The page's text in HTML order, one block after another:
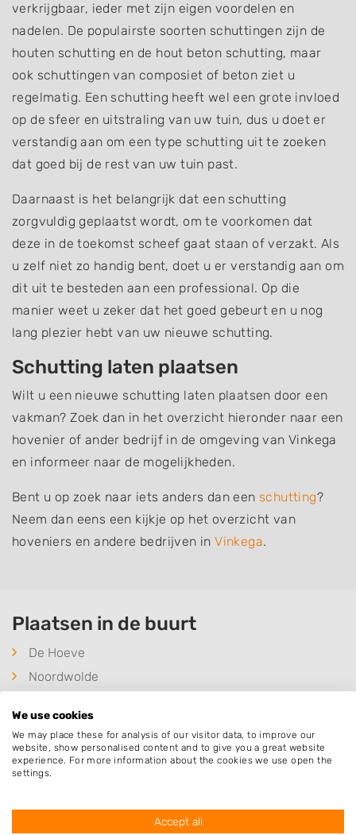
verkrijgbaar, ieder met zijn eigen voordelen en
nadelen. De populairste soorten schuttingen zijn de
houten schutting en de hout beton schutting, maar
ook schuttingen van composiet of beton ziet u
regelmatig. Een schutting heeft wel een grote invloed
op de sfeer en uitstraling van uw tuin, dus u doet er
verstandig aan om een type schutting uit te zoeken
dat goed bij de rest van uw tuin past.
Daarnaast is het belangrijk dat een schutting
zorgvuldig geplaatst wordt, om te voorkomen dat
deze in de toekomst scheef gaat staan of verzakt. Als
u zelf niet zo handig bent, doet u er verstandig aan om
dit uit te besteden aan een professional. Op die
manier weet u zeker dat het goed gebeurt en u nog
lang plezier hebt van uw nieuwe schutting.
Schutting laten plaatsen
Wilt u een nieuwe schutting laten plaatsen door een
vakman? Zoek dan in het overzicht hieronder naar een
hovenier of ander bedrijf in de omgeving van Vinkega
en informeer naar de mogelijkheden.
Bent u op zoek naar iets anders dan een schutting?
Neem dan eens een kijkje op het overzicht van
hoveniers en andere bedrijven inVinkega.
Plaatsen in de buurt
De Hoeve
Noordwolde
Wilhelminaoord
Oosterstreek
Vledderveen
We use cookies
We may place these for analysis of our visitor data, to improve our
website, show personalised content and to give you a great website
experience. For more information about the cookies we use open the
settings.
Accept all